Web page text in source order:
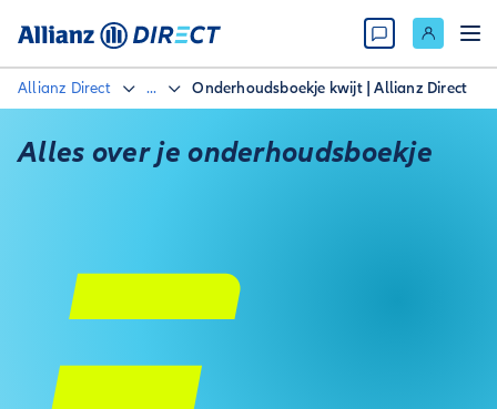
Allianz Direct ... Onderhoudsboekje kwijt | Allianz Direct
Alles over je onderhoudsboekje